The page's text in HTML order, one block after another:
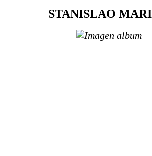
STANISLAO